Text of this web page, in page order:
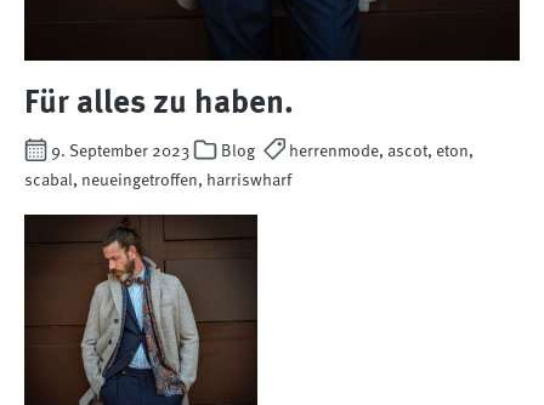
Für alles zu haben.
9. September 2023 Blog
herrenmode, ascot, eton,
scabal, neueingetroffen, harriswharf